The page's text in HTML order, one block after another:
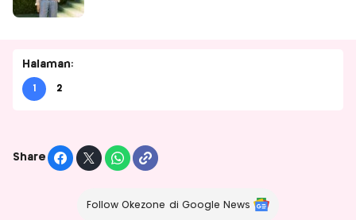
Halaman:
1 2
Share
Follow Okezone di Google News